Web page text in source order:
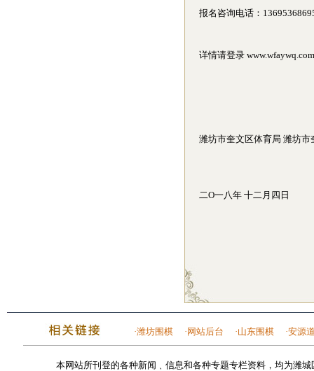
报名咨询电话：
详情请登录
潍坊市奎文区体育局 潍坊市
二O一八年 十二月四日
·潍坊围棋 · 网站后台 ·山东围棋 ·安源
本网站所刊登的各种新闻﹑信息和各种专题专栏资料，均为潍